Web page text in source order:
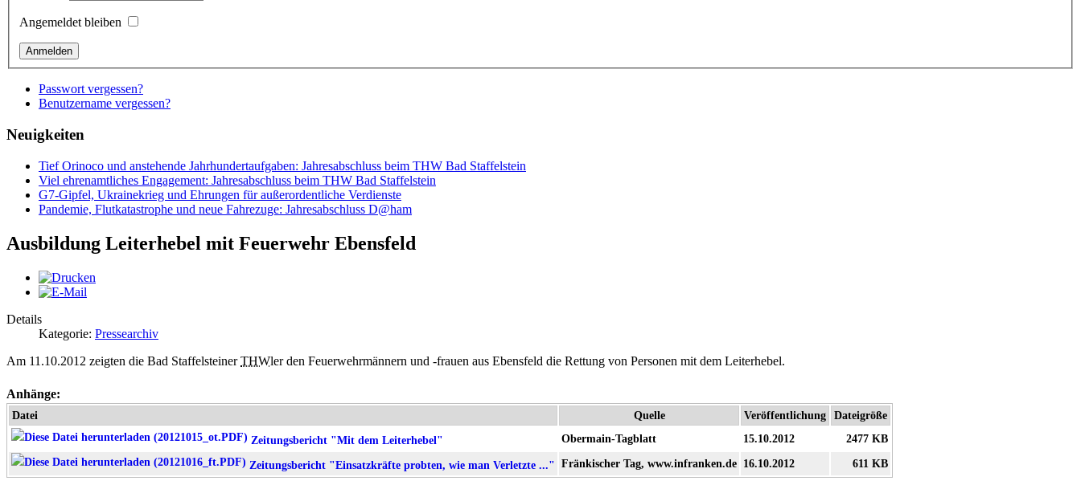
Angemeldet bleiben
Passwort vergessen?
Benutzername vergessen?
Neuigkeiten
Tief Orinoco und anstehende Jahrhundertaufgaben: Jahresabschluss beim THW Bad Staffelstein
Viel ehrenamtliches Engagement: Jahresabschluss beim THW Bad Staffelstein
G7-Gipfel, Ukrainekrieg und Ehrungen für außerordentliche Verdienste
Pandemie, Flutkatastrophe und neue Fahrezuge: Jahresabschluss D@ham
Ausbildung Leiterhebel mit Feuerwehr Ebensfeld
Details
Kategorie: Pressearchiv
Am 11.10.2012 zeigten die Bad StaffelsteinerTHWler den Feuerwehrmännern und -frauen aus Ebensfeld die Rettung von Personen mit dem Leiterhebel.
Anhänge:
Datei Quelle Veröffentlichung
Dateigröße
Zeitungsbericht "Mit dem Leiterhebel"
Obermain-Tagblatt 15.10.2012 2477 KB
Zeitungsbericht "Einsatzkräfte probten, wie man Verletzte ..." Fränkischer Tag, www.infranken.de 16.10.2012 611 KB